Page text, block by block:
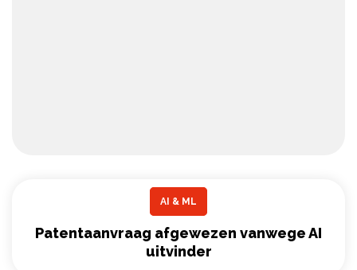
AI & ML
Patentaanvraag afgewezen vanwege AI
uitvinder